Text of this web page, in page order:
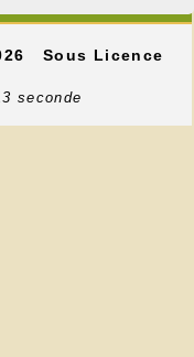
Sous Licence
seconde